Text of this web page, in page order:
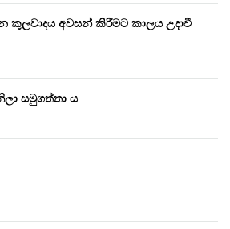
කුලවාදය අවසන් කිරීමට කාලය උදාවී
සමුගත්තා ය.